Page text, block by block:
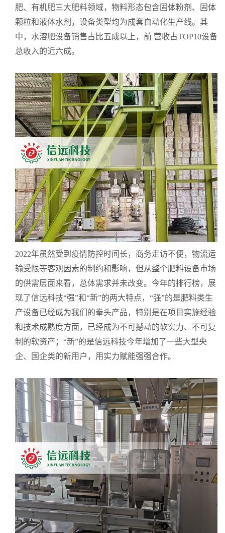
肥、有机肥三大肥料领域，物料形态包含固体粉剂、固体
颗粒和液体水剂，设备类型均为成套自动化生产线。其
中，水溶肥设备销售占比五成以上，前 营收占TOP10设备
总收入的近六成。
2022年虽然受到疫情防控时间长，商务走访不便，物流运
输受限等客观因素的制约和影响，但从整个肥料设备市场
的供需层面来看，总体需求并未改变。今年的排行榜，展
现了信远科技“强”和“新”的两大特点，“强”的是肥料类生
产设备已经成为我们的拳头产品，特别是在项目实施经验
和技术成熟度方面，已经成为不可撼动的软实力、不可复
制的软资产；“新”的是信远科技今年增加了一些大型央
企、国企类的新用户，用实力赋能强强合作。